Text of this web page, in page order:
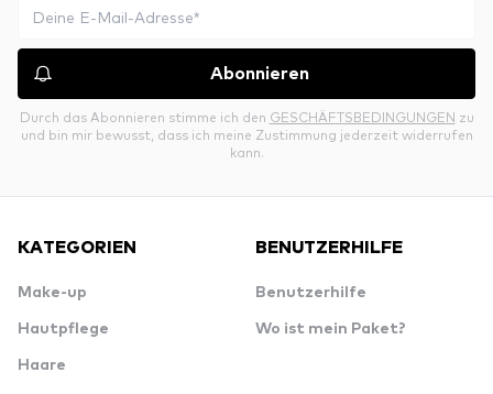
Abonnieren
Durch das Abonnieren stimme ich den GESCHÄFTSBEDINGUNGEN zu
und bin mir bewusst, dass ich meine Zustimmung jederzeit widerrufen
kann.
KATEGORIEN
Make-up
Hautpflege
Haare
BENUTZERHILFE
Benutzerhilfe
Wo ist mein Paket?